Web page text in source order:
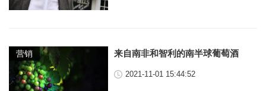
营销 来自南非和智利的南半球葡萄酒
2021-11-01 15:44:52